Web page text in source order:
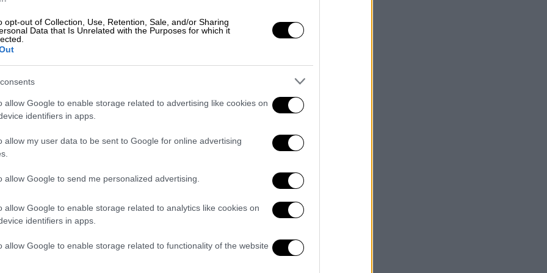
opt-out of Collection, Use, Retention, Sale, and/or Sharing
Data that Is Unrelated with the Purposes for which it
allow Google to enable storage related to advertising like cookies on
identifiers in apps.
allow my user data to be sent to Google for online advertising
allow Google to send me personalized advertising.
allow Google to enable storage related to analytics like cookies on
identifiers in apps.
allow Google to enable storage related to functionality of the website
δίνει τον ρυθμό στην Ένωση, με 18
(14π) και Λοτζέσκι (11π), με την ΑΕΚ
από κάθε παίκτη της. Την ίδια στιγμή
με 13 πόντους και 7 ριμπάουντ.
18 (6/9 σουτ, 6 ριμπάουντ, 3
11 (4 ριμπάουντ), Μόουζες 6 (8
8 βολές), Ζήσης 6, Γόντικας,
ριμπάουντ).
5 λάθη), Τσαλμπούρης, Κακλαμανάκης
(1), Κονατέ 13 (5/7 δίποντα, 3/5 βολές, 7
Μαργαρίτης 4, Παπαντωνίου 2, Τέρνερ 3